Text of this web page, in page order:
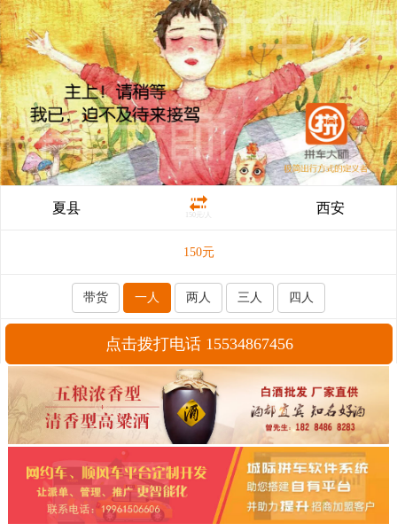
夏县 150元/人 西安
150元
带货 一人 两人 三人 四人
点击拨打电话 15534867456